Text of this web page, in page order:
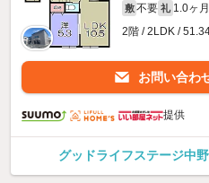
敷 不要 礼 1.0ヶ月
2階 / 2LDK /
お問い合わ
提供
グッドライフステージ中